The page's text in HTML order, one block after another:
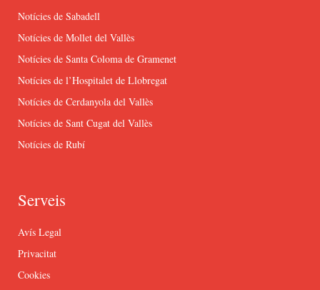
Notícies de Sabadell
Notícies de Mollet del Vallès
Notícies de Santa Coloma de Gramenet
Notícies de l’Hospitalet de Llobregat
Notícies de Cerdanyola del Vallès
Notícies de Sant Cugat del Vallès
Notícies de Rubí
Serveis
Avís Legal
Privacitat
Cookies